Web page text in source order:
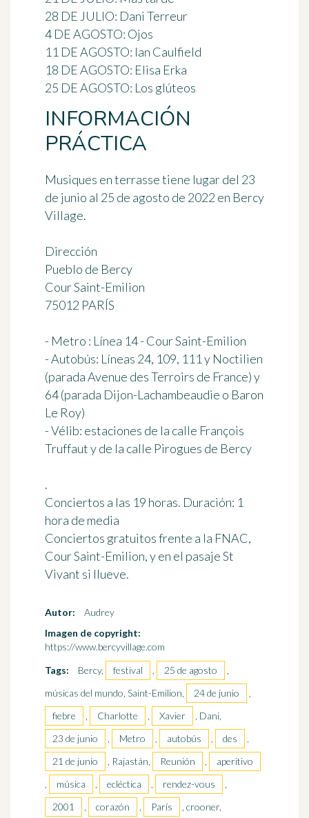
28 DE JULIO: Dani Terreur
4 DE AGOSTO: Ojos
11 DE AGOSTO: Ian Caulfield
18 DE AGOSTO: Elisa Erka
25 DE AGOSTO: Los glúteos
INFORMACIÓN
PRÁCTICA
Musiques en terrasse tiene lugardel 23
de junio al 25 de agosto de 2022 en Bercy
Village.
Dirección
Pueblo de Bercy
Cour Saint-Emilion
75012 PARÍS
- Metro : Línea 14 - Cour Saint-Emilion
- Autobús: Líneas 24, 109, 111 y Noctilien
(parada Avenue des Terroirs de France) y
64 (parada Dijon-Lachambeaudie o Baron
Le Roy)
- Vélib: estaciones de la calle François
Truffaut y de la calle Pirogues de Bercy
.
Conciertos a las 19 horas. Duración: 1
hora de media
Conciertos gratuitos frente a la FNAC,
Cour Saint-Emilion, y en el pasaje St
Vivant si llueve.
Autor:
Audrey
Imagen de copyright:
https://www.bercyvillage.com
Tags:
Bercy, festival , 25 de agosto
,
músicas del mundo, Saint-Emilion,
24 de junio
,
fiebre
, Charlotte , Xavier
, Dani,
23 de junio
, Metro , autobús , des
,
21 de junio
, Rajastán, Reunión ,
aperitivo
,
música , ecléctica , rendez-vous
,
2001
, corazón , París
, crooner,